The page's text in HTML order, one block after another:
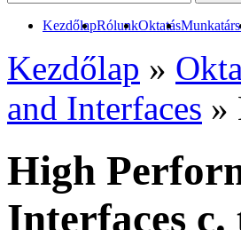
KezdőlapRólunkOktatás
Kezdőlap »
and Interfaces »
High
Interfaces